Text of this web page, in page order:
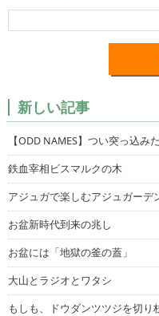
新しい記事
【ODD NAMES】つい突っ込み
鉄血宰相ビスマルクの木
アジュガで楽しむアジュガーデ
お盆新時代到来の兆し
お盆には「地獄の釜の蓋」
大山とラジオとワタシ
もしも、ドウダンツツジを切り